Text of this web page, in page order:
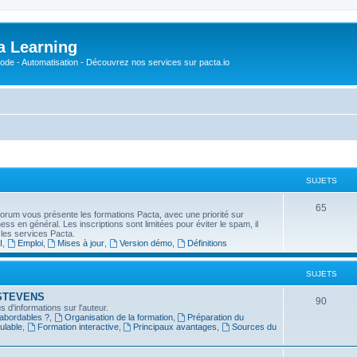
Learning
- Automatisation - Découvrez nos services sur pacta.io
SUJETS
vous présente les formations Pacta, avec une priorité sur
en général. Les inscriptions sont limitées pour éviter le spam, il
services Pacta.
Emploi, Mises à jour Version démo Définitions
65
e
SUJETS
d'informations sur l'auteur.
?, Organisation de la formation,
Préparation du
, Formation interactive, Principaux avantages Sources du
90S